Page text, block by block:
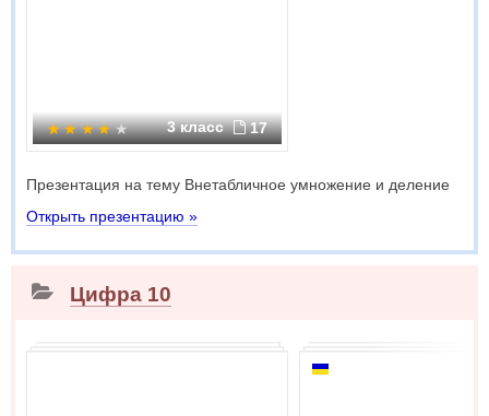
3 класс 17
Презентация на тему Внетабличное умножение и деление
Открыть презентацию »
Цифра 10